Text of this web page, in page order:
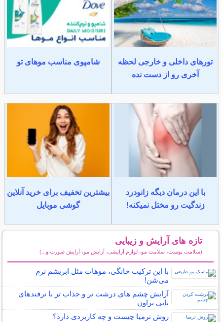
تورهای داخلی و خارجی لحظه
آخری رو از دست نده
شامپوی مناسب موهای تو
با این درمان دیگه زانودرد
زندگیت رو مختل نمیکنه!
بیشترین تخفیف برای خرید آنلاین
گوشی موبایل
تازه های آرایش و زیبایی
(سلامت پوست، سلامت مو، لوازم آرایشی، آرایش مو، آرایش صورت و...)
با این ترکیب خانگی، موهات مثل ابریشم نرم
می‌شن!
آرایش چشم های درشت تر و جذاب تر با ترفندهای
بابی براون
روش ترمیا چیست و چه کاربردی دارد؟